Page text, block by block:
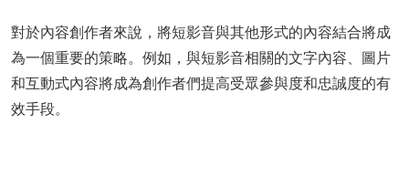
對於內容創作者來說，將短影音與其他形式的內容結合將成
為一個重要的策略。例如，與短影音相關的文字內容、圖片
和互動式內容將成為創作者們提高受眾參與度和忠誠度的有
效手段。